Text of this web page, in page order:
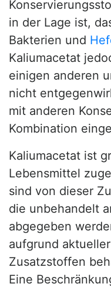
in der Lage ist,
Bakterien und
Kaliumacetat
einigen anderen
nicht
mit anderen
Kombination
Kaliumacetat ist
Lebensmittel
sind von dieser
die unbehandelt
abgegeben
aufgrund
Zusatzstoffen
Eine